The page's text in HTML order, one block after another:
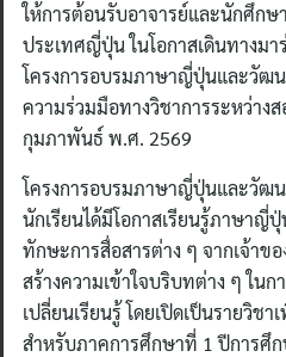
ให้การต้อนรับอาจารย์และนักศึกษ
ประเทศญี่ปุ่น ในโอกาสเดินทางมา
โครงการอบรมภาษาญี่ปุ่นและวัฒ
ความร่วมมือทางวิชาการระหว่าง
กุมภาพันธ์ พ.ศ. 2569
โครงการอบรมภาษาญี่ปุ่นและวัฒ
นักเรียนได้มีโอกาสเรียนรู้ภาษา
ทักษะการสื่อสารต่าง ๆ จากเจ้าข
สร้างความเข้าใจบริบทต่าง ๆ ใน
เปลี่ยนเรียนรู้ โดยเปิดเป็นรายวิช
สำหรับภาคการศึกษาที่ 1 ปีการศึก